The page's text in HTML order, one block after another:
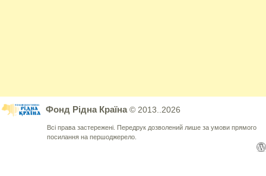
Фонд Рідна Країна© 2013..2026
Всі права застережені. Передрук дозволений лише за умови прямого
посилання на першоджерело.